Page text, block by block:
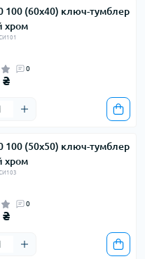
100 (60х40) ключ-тумблер
хром
0
₴
100 (50х50) ключ-тумблер
хром
0
₴